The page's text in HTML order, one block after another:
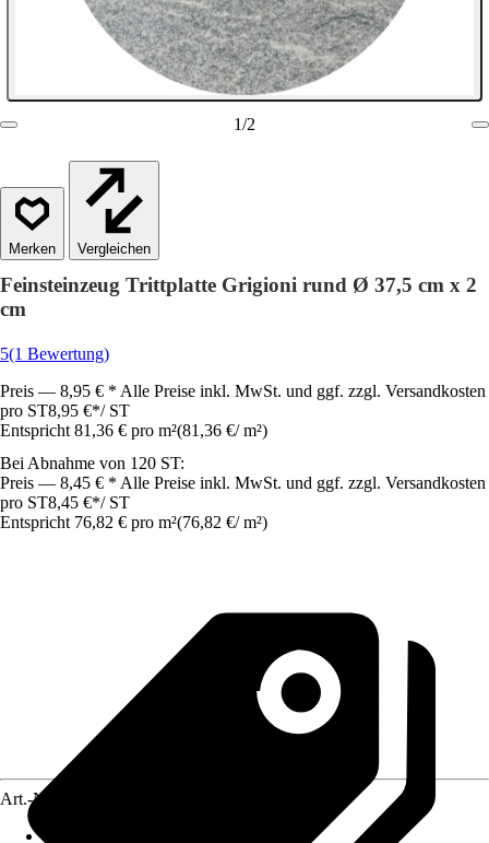
1/2
Vergleichen
Feinsteinzeug Trittplatte Grigioni rund Ø 37,5 cm x 2
cm
5(1 Bewertung)
Preis — 8,95 € * Alle Preise inkl. MwSt. und ggf. zzgl. Versandkosten
pro ST8,95 €*/ ST
Entspricht 81,36 € pro m²(81,36 €/ m²)
Bei Abnahme von 120 ST:
Preis — 8,45 € * Alle Preise inkl. MwSt. und ggf. zzgl. Versandkosten
pro ST8,45 €*/ ST
Entspricht 76,82 € pro m²(76,82 €/ m²)
Art.-Nr.